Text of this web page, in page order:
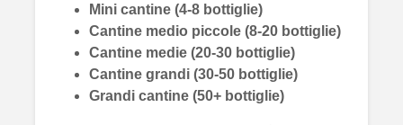
Mini cantine (4-8 bottiglie)
Cantine medio piccole (8-20 bottiglie)
Cantine medie (20-30 bottiglie)
Cantine grandi (30-50 bottiglie)
Grandi cantine (50+ bottiglie)